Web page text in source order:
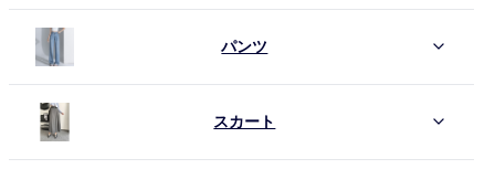
パンツ
スカート